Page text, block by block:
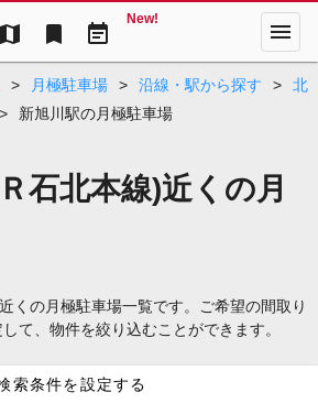
map bookmark event_note
New! menu
> 月極駐車場 > 沿線・駅から探す >
北
> 新旭川駅の月極駐車場
石北本線)近くの月
くの月極駐車場一覧です。ご希望の間取り
て、物件を絞り込むことができます。
索条件を設定する